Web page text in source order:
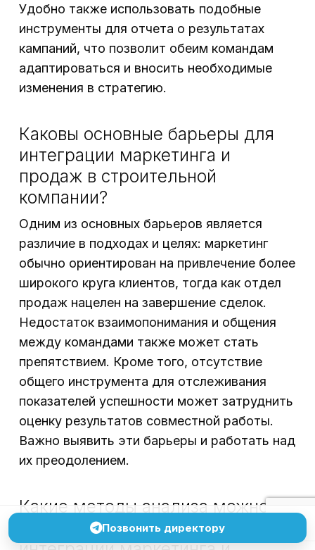
Удобно также использовать подобные
инструменты для отчета о результатах
кампаний, что позволит обеим командам
адаптироваться и вносить необходимые
изменения в стратегию.
Каковы основные барьеры для
интеграции маркетинга и
продаж в строительной
компании?
Одним из основных барьеров является
различие в подходах и целях: маркетинг
обычно ориентирован на привлечение более
широкого круга клиентов, тогда как отдел
продаж нацелен на завершение сделок.
Недостаток взаимопонимания и общения
между командами также может стать
препятствием. Кроме того, отсутствие
общего инструмента для отслеживания
показателей успешности может затруднить
оценку результатов совместной работы.
Важно выявить эти барьеры и работать над
их преодолением.
Какие методы анализа можно
использовать для оценки успеха
Позвонить директору